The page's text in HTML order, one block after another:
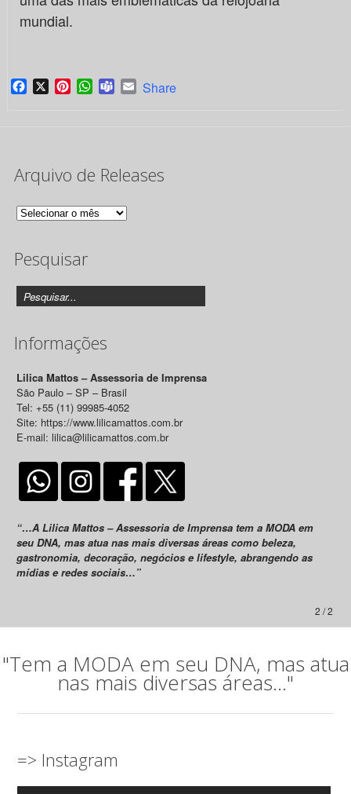
mundial.
Facebook
X PinterestWhatsApp
TeamsEmail
Share
Arquivo de Releases
Arquivo
Releases
Pesquisar
Informações
Lilica Mattos – Assessoria de Imprensa
São Paulo – SP – Brasil
Tel: +55 (11) 99985-4052
Site: https://www.lilicamattos.com.br
E-mail: lilica@lilicamattos.com.br
“…A Lilica Mattos – Assessoria de Imprensa tem a MODA em
seu DNA, mas atua nas mais diversas áreas como beleza,
gastronomia, decoração, negócios e lifestyle, abrangendo as
mídias e redes sociais…”
2 / 2
"Tem a MODA em seu DNA, mas atua
nas mais diversas áreas..."
=> Instagram